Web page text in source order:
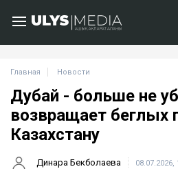
Главная Новости
Дубай - больше не
возвращает беглых
Казахстану
Динара Бекболаева 08.07.2026,